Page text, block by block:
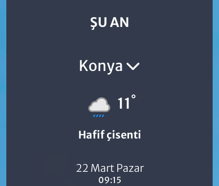
ŞU AN
Konya
11°
Hafif çisenti
22 Mart Pazar
09:15
Son Dakika Haberleri